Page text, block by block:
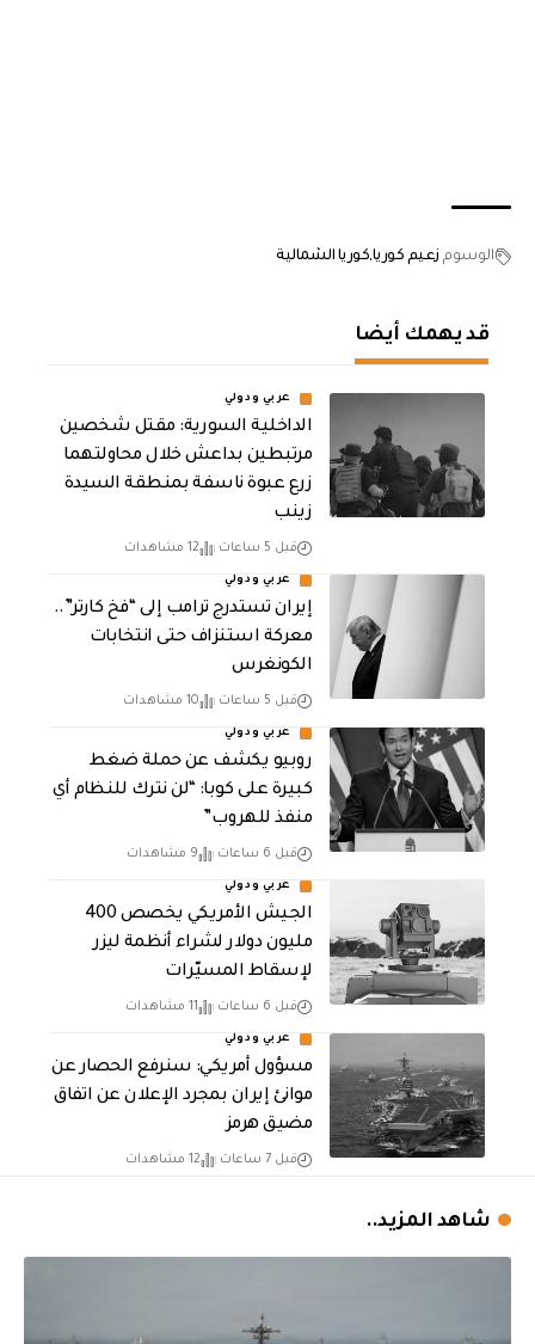
الوسوم زعيم كورياكوريا الشمالية
قد يهمك أيضا
عربي ودولي
الداخلية السورية: مقتل شخصين
مرتبطين بداعش خلال محاولتهما
زرع عبوة ناسفة بمنطقة السيدة
زينب
قبل 5 ساعات 12 مشاهدات
عربي ودولي
إيران تستدرج ترامب إلى “فخ كارتر”..
معركة استنزاف حتى انتخابات
الكونغرس
قبل 5 ساعات 10 مشاهدات
عربي ودولي
روبيو يكشف عن حملة ضغط
كبيرة على كوبا: “لن نترك للنظام أي
منفذ للهروب”
قبل 6 ساعات 9 مشاهدات
عربي ودولي
الجيش الأمريكي يخصص 400
مليون دولار لشراء أنظمة ليزر
لإسقاط المسيّرات
قبل 6 ساعات 11 مشاهدات
عربي ودولي
مسؤول أمريكي: سنرفع الحصار عن
موانئ إيران بمجرد الإعلان عن اتفاق
مضيق هرمز
قبل 7 ساعات 12 مشاهدات
شاهد المزيد..